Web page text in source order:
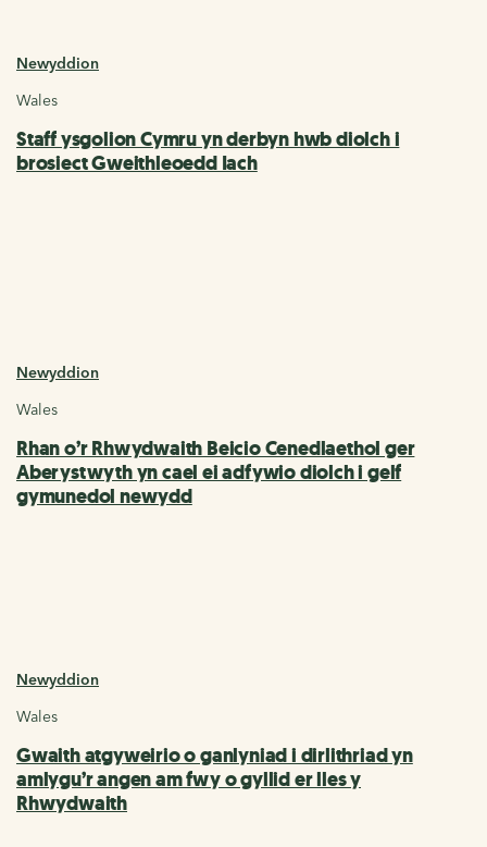
Newyddion
Wales
Staff ysgolion Cymru yn derbyn hwb diolch i
brosiect Gweithleoedd Iach
Newyddion
Wales
Rhan o’r Rhwydwaith Beicio Cenedlaethol ger
Aberystwyth yn cael ei adfywio diolch i gelf
gymunedol newydd
Newyddion
Wales
Gwaith atgyweirio o ganlyniad i dirlithriad yn
amlygu’r angen am fwy o gyllid er lles y
Rhwydwaith